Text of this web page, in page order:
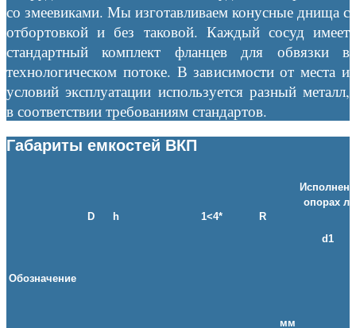
со змеевиками. Мы изготавливаем конусные днища с
отбортовкой и без таковой. Каждый сосуд имеет
стандартный комплект фланцев для обвязки в
технологическом потоке. В зависимости от места и
условий эксплуатации используется разный металл,
в соответствии требованиям стандартов.
Габариты емкостей ВКП
Обозначение
D h 1<4* R
опорах
d1
мм